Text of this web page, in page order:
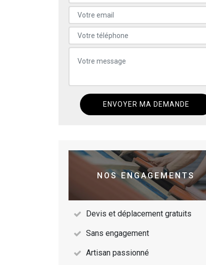
NOS ENGAGEMENTS
Devis et déplacement gratuits
Sans engagement
Artisan passionné